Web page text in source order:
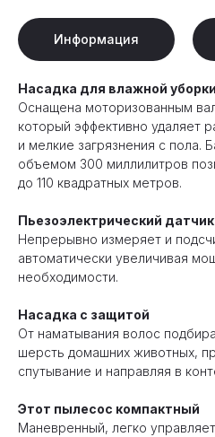
Информация
Насадка для влажной уборки
Оснащена моторизованным
который эффективно удаляет
и мелкие загрязнения с пола.
объемом 300 миллилитров
до 110 квадратных метров.
Пьезоэлектрический датчик
Непрерывно измеряет и
автоматически увеличивая
необходимости.
Насадка с защитой
От наматывания волос
шерсть домашних животных,
спутывание и направляя в
Этот пылесос компактный
Маневренный, легко